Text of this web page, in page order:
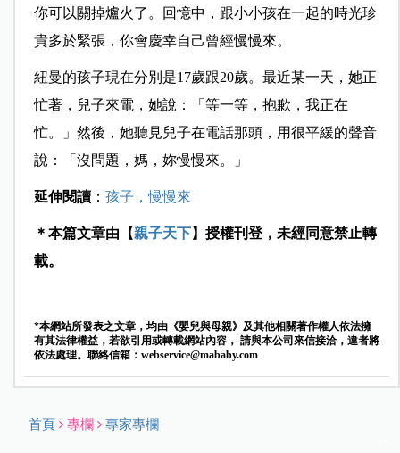
你可以關掉爐火了。回憶中，跟小小孩在一起的時光珍
貴多於緊張，你會慶幸自己曾經慢慢來。
紐曼的孩子現在分別是17歲跟20歲。最近某一天，她正
忙著，兒子來電，她說：「等一等，抱歉，我正在
忙。」然後，她聽見兒子在電話那頭，用很平緩的聲音
說：「沒問題，媽，妳慢慢來。」
延伸閱讀： 孩子，慢慢來
＊本篇文章由【親子天下】授權刊登，未經同意禁止轉
載。
*本網站所發表之文章，均由《嬰兒與母親》及其他相關著作權人依法擁
有其法律權益，若欲引用或轉載網站內容， 請與本公司來信接洽，違者將
依法處理。聯絡信箱： webservice@mababy.com
首頁 專欄 專家專欄